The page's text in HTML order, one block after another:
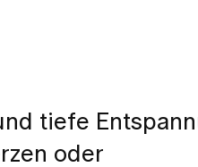
tiefe
oder